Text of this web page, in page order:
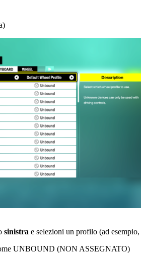
sinistra e selezioni un profilo (ad esempio,
UNBOUND (NON ASSEGNATO)